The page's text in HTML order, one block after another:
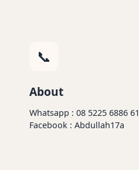
📞
About
Whatsapp : 08 5225 6886 61
Facebook : Abdullah17a